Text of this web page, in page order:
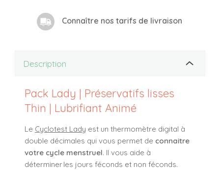
Connaître nos tarifs de livraison
Description
Pack Lady | Préservatifs lisses
Thin | Lubrifiant Animé
Le Cyclotest Lady est un thermomètre digital à
double décimales qui vous permet de connaitre
votre cycle menstruel. Il vous aide à
déterminer les jours féconds et non féconds.